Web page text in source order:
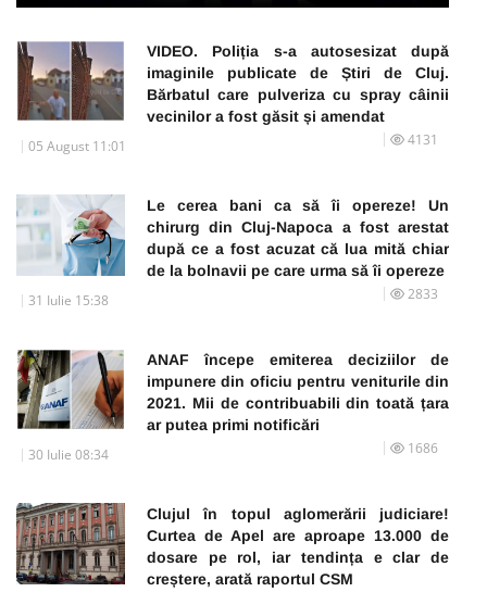
VIDEO. Poliția s-a autosesizat după
imaginile publicate de Știri de Cluj.
Bărbatul care pulveriza cu spray câinii
vecinilor a fost găsit și amendat
05 August 11:01 4131
Le cerea bani ca să îi opereze! Un
chirurg din Cluj-Napoca a fost arestat
după ce a fost acuzat că lua mită chiar
de la bolnavii pe care urma să îi opereze
31 Iulie 15:38 2833
ANAF începe emiterea deciziilor de
impunere din oficiu pentru veniturile din
2021. Mii de contribuabili din toată țara
ar putea primi notificări
30 Iulie 08:34 1686
Clujul în topul aglomerării judiciare!
Curtea de Apel are aproape 13.000 de
dosare pe rol, iar tendința e clar de
creștere, arată raportul CSM